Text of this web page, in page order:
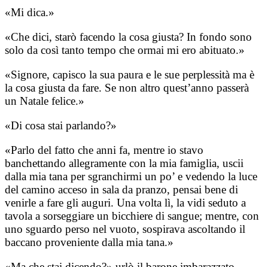
«Mi dica.»
«Che dici, starò facendo la cosa giusta? In fondo sono
solo da così tanto tempo che ormai mi ero abituato.»
«Signore, capisco la sua paura e le sue perplessità ma è
la cosa giusta da fare. Se non altro quest’anno passerà
un Natale felice.»
«Di cosa stai parlando?»
«Parlo del fatto che anni fa, mentre io stavo
banchettando allegramente con la mia famiglia, uscii
dalla mia tana per sgranchirmi un po’ e vedendo la luce
del camino acceso in sala da pranzo, pensai bene di
venirle a fare gli auguri. Una volta lì, la vidi seduto a
tavola a sorseggiare un bicchiere di sangue; mentre, con
uno sguardo perso nel vuoto, sospirava ascoltando il
baccano proveniente dalla mia tana.»